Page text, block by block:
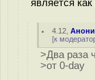
является
4.12 ,
[к
>Два раза
>от 0-day